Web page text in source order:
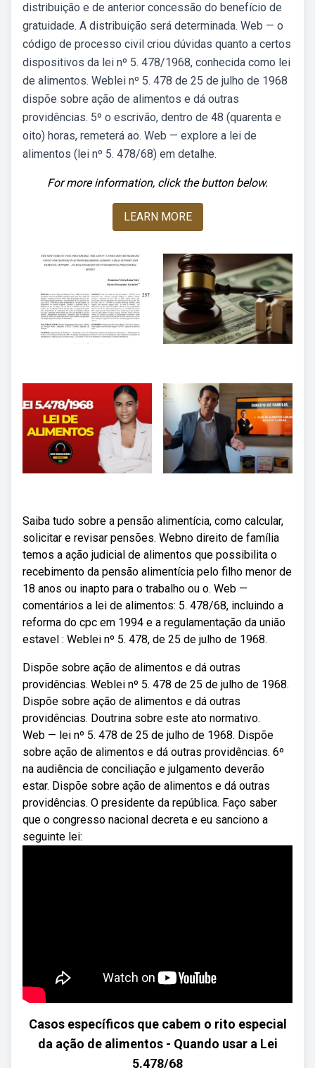
distribuição e de anterior concessão do benefício de
gratuidade. A distribuição será determinada. Web — o
código de processo civil criou dúvidas quanto a certos
dispositivos da lei nº 5. 478/1968, conhecida como lei
de alimentos. Weblei nº 5. 478 de 25 de julho de 1968
dispõe sobre ação de alimentos e dá outras
providências. 5º o escrivão, dentro de 48 (quarenta e
oito) horas, remeterá ao. Web — explore a lei de
alimentos (lei nº 5. 478/68) em detalhe.
For more information, click the button below.
LEARN MORE
Saiba tudo sobre a pensão alimentícia, como calcular,
solicitar e revisar pensões. Webno direito de família
temos a ação judicial de alimentos que possibilita o
recebimento da pensão alimentícia pelo filho menor de
18 anos ou inapto para o trabalho ou o. Web —
comentários a lei de alimentos: 5. 478/68, incluindo a
reforma do cpc em 1994 e a regulamentação da união
estavel : Weblei nº 5. 478, de 25 de julho de 1968.
Dispõe sobre ação de alimentos e dá outras
providências. Weblei nº 5. 478 de 25 de julho de 1968.
Dispõe sobre ação de alimentos e dá outras
providências. Doutrina sobre este ato normativo.
Web — lei nº 5. 478 de 25 de julho de 1968. Dispõe
sobre ação de alimentos e dá outras providências. 6º
na audiência de conciliação e julgamento deverão
estar. Dispõe sobre ação de alimentos e dá outras
providências. O presidente da república. Faço saber
que o congresso nacional decreta e eu sanciono a
seguinte lei:
Casos específicos que cabem o rito especial
da ação de alimentos - Quando usar a Lei
5.478/68